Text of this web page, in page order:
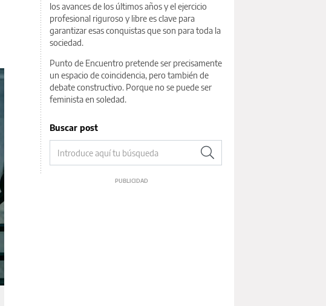
los avances de los últimos años y el ejercicio
profesional riguroso y libre es clave para
garantizar esas conquistas que son para toda la
sociedad.
Punto de Encuentro pretende ser precisamente
un espacio de coincidencia, pero también de
debate constructivo. Porque no se puede ser
feminista en soledad.
Buscar post